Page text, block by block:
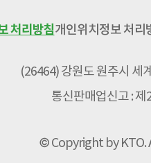
처리방침개인위치정보 처리
(26464) 강원도 원주시 세
통신판매업신고 :
© Copyright by KTO.